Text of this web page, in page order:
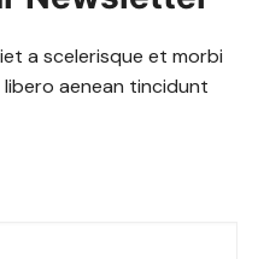
a scelerisque et morbi
aenean tincidunt